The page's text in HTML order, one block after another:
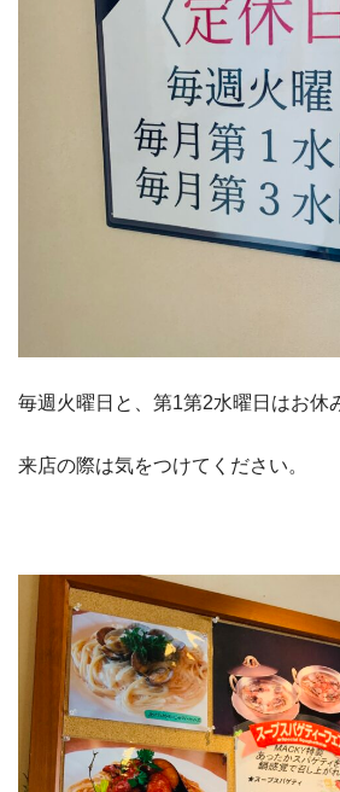
毎週火曜日と、第1第2水曜日はお休
来店の際は気をつけてください。